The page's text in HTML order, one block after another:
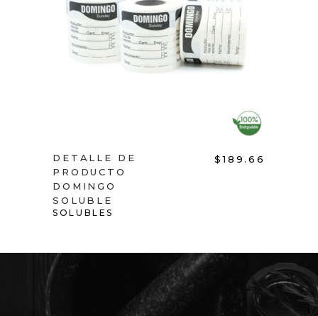
ADD TO CART
DETALLE DE
PRODUCTO
DOMINGO
SOLUBLE
$189.66
SOLUBLES